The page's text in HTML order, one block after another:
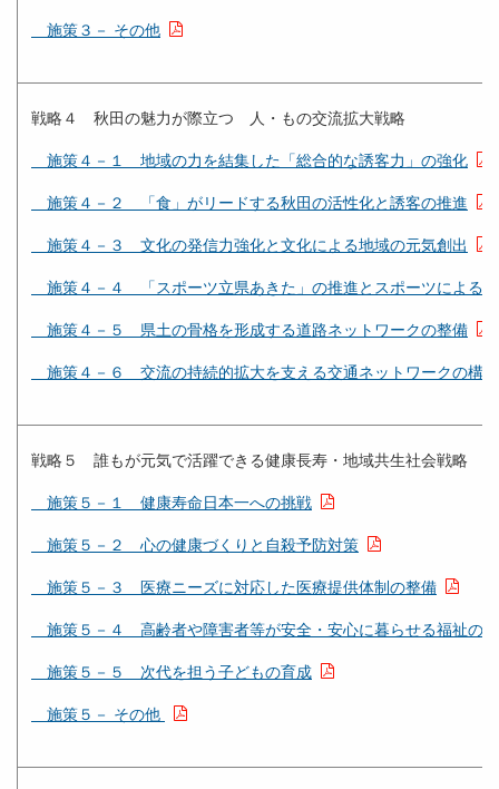
施策３－ その他
戦略４ 秋田の魅力が際立つ 人・もの交流拡大戦略
施策４－１ 地域の力を結集した「総合的な誘客力」の強化
施策４－２ 「食」がリードする秋田の活性化と誘客の推進
施策４－３ 文化の発信力強化と文化による地域の元気創出
施策４－４ 「スポーツ立県あきた」の推進とスポーツによる
施策４－５ 県土の骨格を形成する道路ネットワークの整備
施策４－６ 交流の持続的拡大を支える交通ネットワークの構築
戦略５ 誰もが元気で活躍できる健康長寿・地域共生社会戦略
施策５－１ 健康寿命日本一への挑戦
施策５－２ 心の健康づくりと自殺予防対策
施策５－３ 医療ニーズに対応した医療提供体制の整備
施策５－４ 高齢者や障害者等が安全・安心に暮らせる福祉の
施策５－５ 次代を担う子どもの育成
施策５－ その他